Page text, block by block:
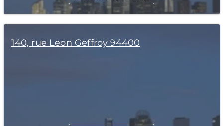
140, rue Leon Geffroy 94400